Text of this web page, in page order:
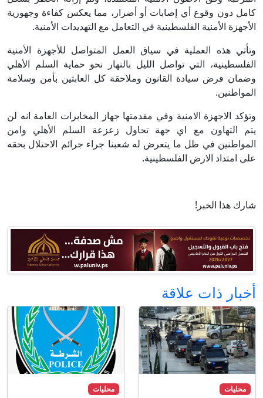
كامل دون وقوع أي إصابات أو أضرار، مما يعكس كفاءة وجهوزية
الأجهزة الأمنية الفلسطينية في التعامل مع التهديدات الأمنية.
وتأتي هذه العملية في سياق العمل المتواصل للأجهزة الأمنية
الفلسطينية، التي تواصل الليل بالنهار نحو حماية السلم الأهلي
وضمان فرض سيادة القانون وملاحقة كل العابثين بأمن وسلامة
المواطنين.
وتؤكد الاجهزة الامنية وفي مقدمتها جهاز المخابرات العامة انه لن
يتم التهاون مع اي جهة تحاول زعزعة السلم الأهلي وامن
المواطنين في ظل ما يتعرض له شعبنا جراء جرائم الاحتلال بحقه
على امتداد الارض الفلسطينية.
شارك هذا الخبر!
أخبار ذات علاقة
محليات محليات